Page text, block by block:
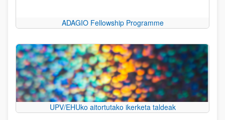
ADAGIO Fellowship Programme
UPV/EHUko aitortutako ikerketa taldeak